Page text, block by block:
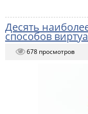
Десять
способов
678 просмотров